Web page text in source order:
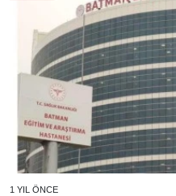
1 YIL ÖNCE